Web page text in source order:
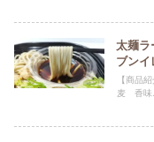
太麺
ブンイ
【商品
麦 香味